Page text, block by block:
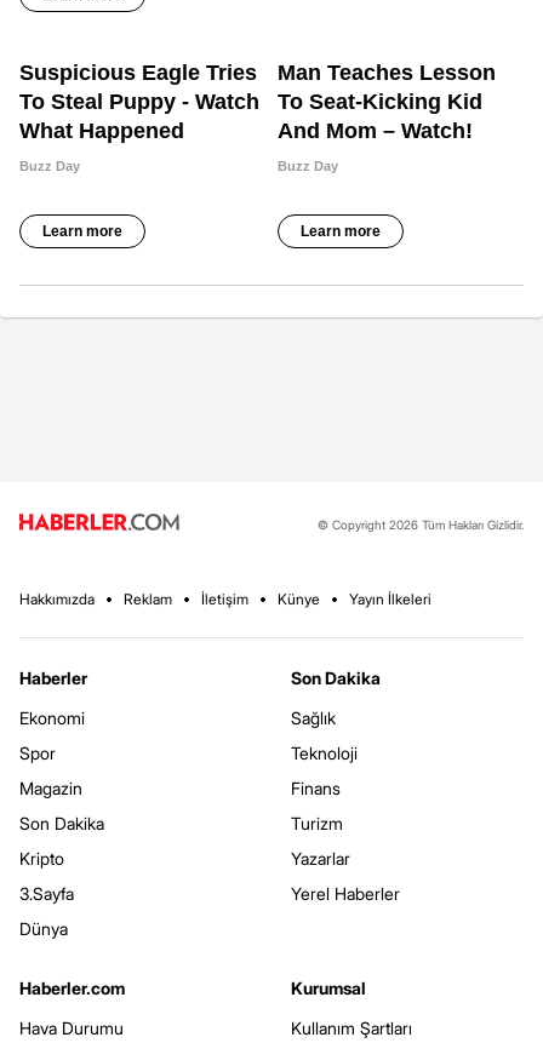
© Copyright 2026 Tüm Hakları Gizlidir.
Hakkımızda Reklam İletişim Künye Yayın İlkeleri
Haberler
Ekonomi
Spor
Magazin
Son Dakika
Kripto
3.Sayfa
Dünya
Son Dakika
Sağlık
Teknoloji
Finans
Turizm
Yazarlar
Yerel Haberler
Haberler.com
Hava Durumu
Kurumsal
Kullanım Şartları